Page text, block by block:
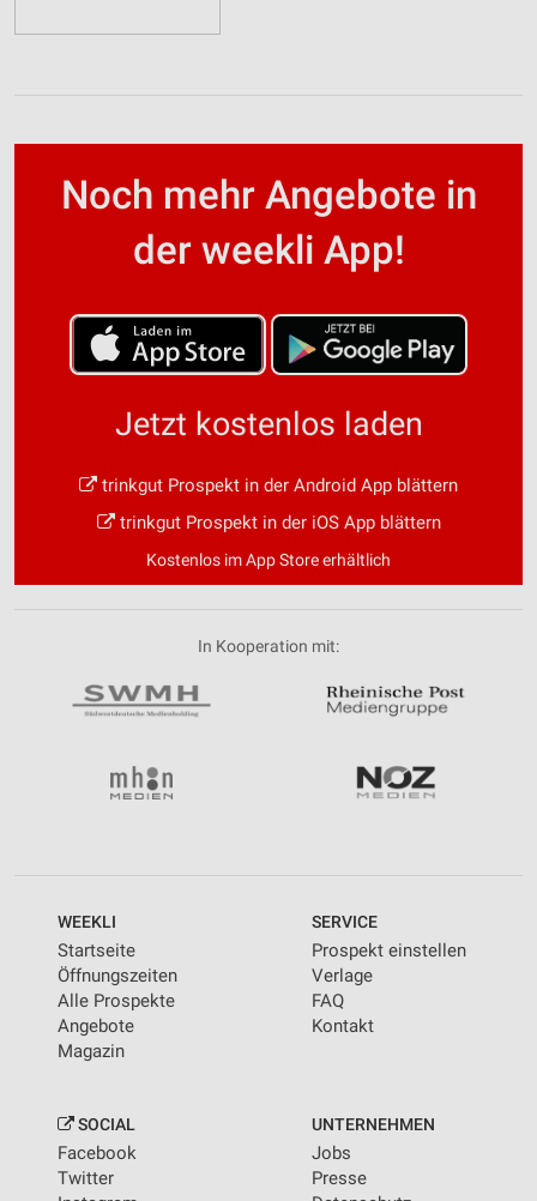
Noch mehr Angebote in
der weekli App!
Jetzt kostenlos laden
trinkgut Prospekt in der Android App blättern
trinkgut Prospekt in der iOS App blättern
Kostenlos im App Store erhältlich
In Kooperation mit:
WEEKLI
Startseite
Öffnungszeiten
Alle Prospekte
Angebote
Magazin
SERVICE
Prospekt einstellen
Verlage
FAQ
Kontakt
SOCIAL
Facebook
Twitter
UNTERNEHMEN
Jobs
Presse